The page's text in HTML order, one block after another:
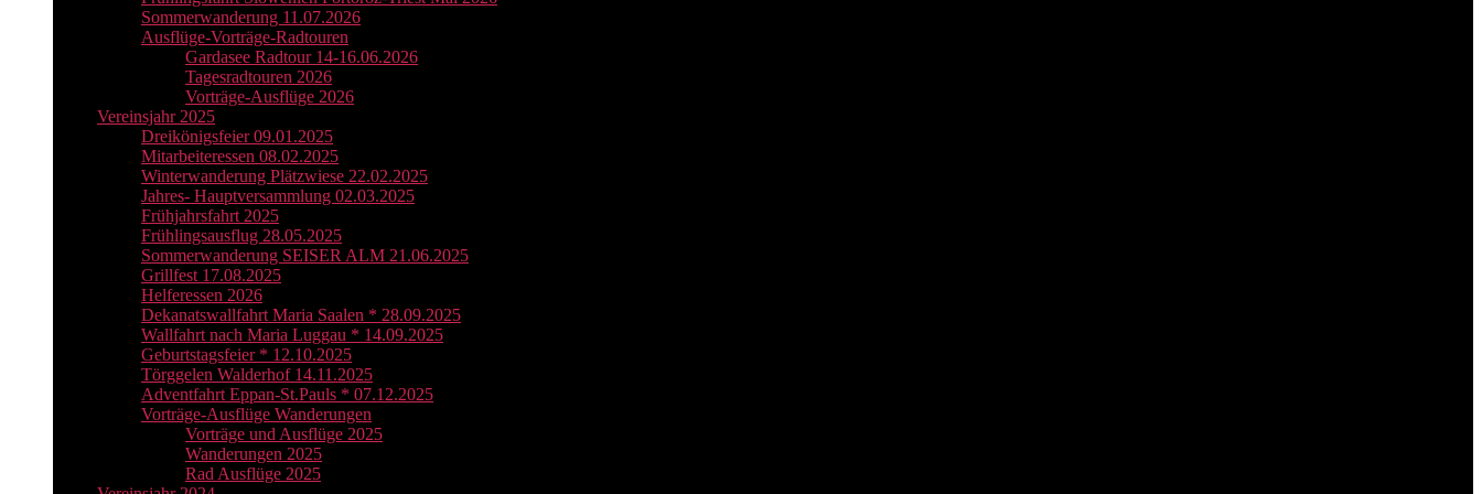
Sommerwanderung 11.07.2026
Ausflüge-Vorträge-Radtouren
Gardasee Radtour 14-16.06.2026
Tagesradtouren 2026
Vorträge-Ausflüge 2026
Vereinsjahr 2025
Dreikönigsfeier 09.01.2025
Mitarbeiteressen 08.02.2025
Winterwanderung Plätzwiese 22.02.2025
Jahres- Hauptversammlung 02.03.2025
Frühjahrsfahrt 2025
Frühlingsausflug 28.05.2025
Sommerwanderung SEISER ALM 21.06.2025
Grillfest 17.08.2025
Helferessen 2026
Dekanatswallfahrt Maria Saalen * 28.09.2025
Wallfahrt nach Maria Luggau * 14.09.2025
Geburtstagsfeier * 12.10.2025
Törggelen Walderhof 14.11.2025
Adventfahrt Eppan-St.Pauls * 07.12.2025
Vorträge-Ausflüge Wanderungen
Vorträge und Ausflüge 2025
Wanderungen 2025
Rad Ausflüge 2025